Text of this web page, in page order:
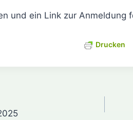
und ein Link zur Anmeldung
Drucken